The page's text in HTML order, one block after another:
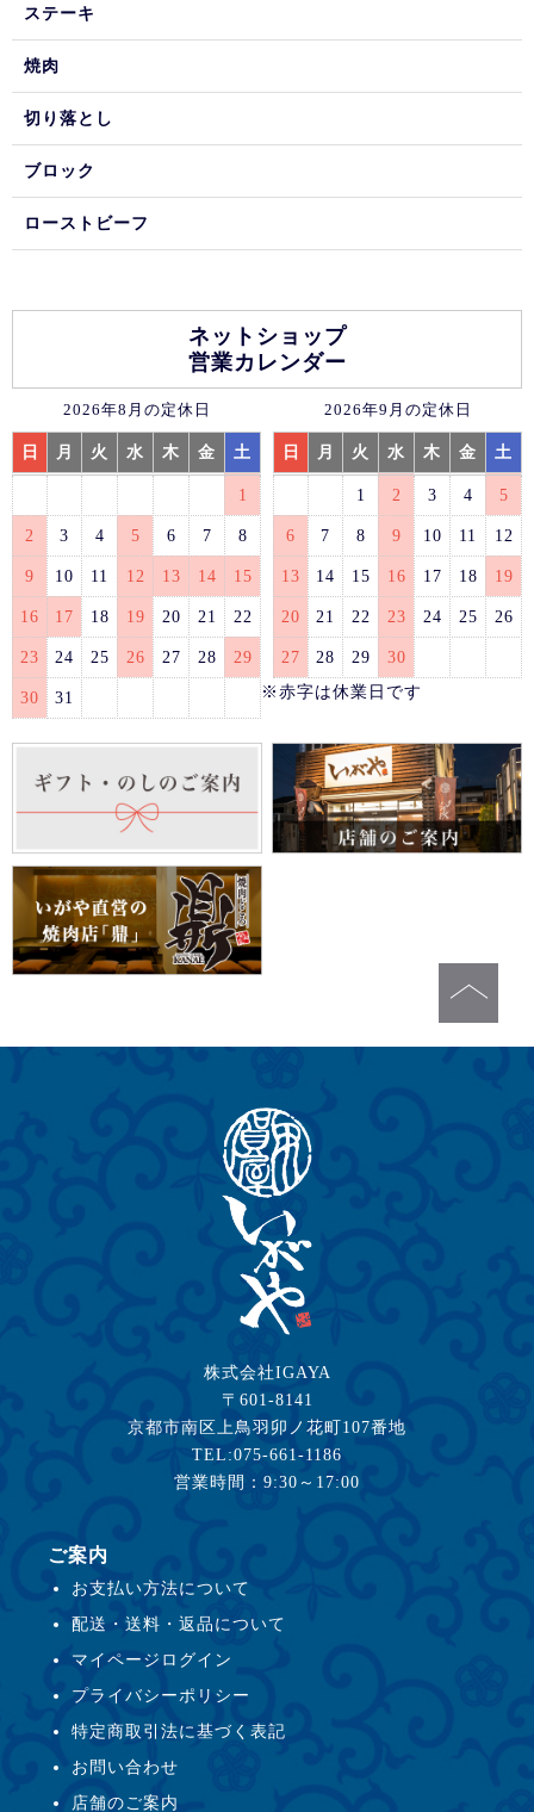
ステーキ
焼肉
切り落とし
ブロック
ローストビーフ
ネットショップ
営業カレンダー
2026年8月の定休日
日 月 火 水 木 金 土
1
2 3 4 5 6 7 8
9 10 11 12 13 14 15
16 17 18 19 20 21 22
23 24 25 26 27 28 29
30 31
2026年9月の定休日
日 月 火 水 木 金 土
1 2 3 4 5
6 7 8 9 10 11 12
13 14 15 16 17 18 19
20 21 22 23 24 25 26
27 28 29
30
※赤字は休業日です
株式会社IGAYA
〒601-8141
京都市南区上鳥羽卯ノ花町107番地
TEL:075-661-1186
営業時間：9:30～17:00
ご案内
お支払い方法について
配送・送料・返品について
マイページログイン
プライバシーポリシー
特定商取引法に基づく表記
お問い合わせ
店舗のご案内